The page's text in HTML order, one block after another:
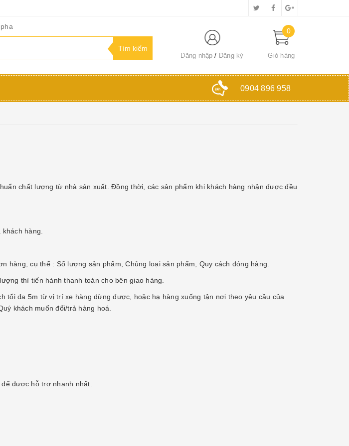
Đăng nhập Đăng ký
0
Giỏ hàng
0904 896 958
chất lượng từ nhà sản xuất. Đồng thời, các sản phẩm khi khách hàng nhận được đều
hàng.
cụ thể : Số lượng sản phẩm, Chủng loại sản phẩm, Quy cách đóng hàng.
thì tiến hành thanh toán cho bên giao hàng.
tối đa 5m từ vị trí xe hàng dừng được, hoặc hạ hàng xuống tận nơi theo yêu cầu của
khách muốn đổi/trả hàng hoá.
được hỗ trợ nhanh nhất.